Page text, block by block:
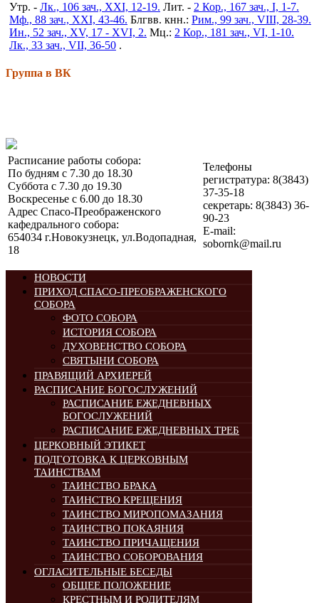
Утр. - Лк., 106 зач., XXI, 12-19. Лит. - 2 Кор., 167 зач., I, 1-7.
Мф., 88 зач., XXI, 43-46. Блгвв. кнн.: Рим., 99 зач., VIII, 28-39.
Ин., 52 зач., XV, 17 - XVI, 2. Мц.: 2 Кор., 181 зач., VI, 1-10.
Лк., 33 зач., VII, 36-50 .
Группа в ВК
Расписание работы собора:
По будням с 7.30 до 18.30
Суббота с 7.30 до 19.30
Воскресенье с 6.00 до 18.30
Адрес Спасо-Преображенского
кафедрального собора:
654034 г.Новокузнецк, ул.Водопадная,
18
Телефоны
регистратура: 8(3843)
37-35-18
секретарь: 8(3843) 36-
90-23
E-mail:
sobornk@mail.ru
НОВОСТИ
ПРИХОД СПАСО-ПРЕОБРАЖЕНСКОГО
СОБОРА
ФОТО СОБОРА
ИСТОРИЯ СОБОРА
ДУХОВЕНСТВО СОБОРА
СВЯТЫНИ СОБОРА
ПРАВЯЩИЙ АРХИЕРЕЙ
РАСПИСАНИЕ БОГОСЛУЖЕНИЙ
РАСПИСАНИЕ ЕЖЕДНЕВНЫХ
БОГОСЛУЖЕНИЙ
РАСПИСАНИЕ ЕЖЕДНЕВНЫХ ТРЕБ
ЦЕРКОВНЫЙ ЭТИКЕТ
ПОДГОТОВКА К ЦЕРКОВНЫМ
ТАИНСТВАМ
ТАИНСТВО БРАКА
ТАИНСТВО КРЕЩЕНИЯ
ТАИНСТВО МИРОПОМАЗАНИЯ
ТАИНСТВО ПОКАЯНИЯ
ТАИНСТВО ПРИЧАЩЕНИЯ
ТАИНСТВО СОБОРОВАНИЯ
ОГЛАСИТЕЛЬНЫЕ БЕСЕДЫ
ОБЩЕЕ ПОЛОЖЕНИЕ
КРЕСТНЫМ И РОДИТЕЛЯМ